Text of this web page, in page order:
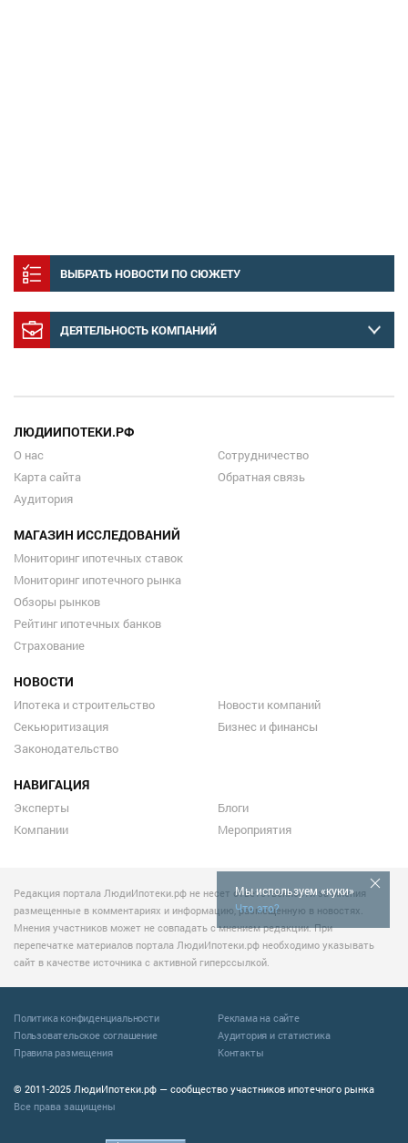
ВЫБРАТЬ НОВОСТИ ПО СЮЖЕТУ
ДЕЯТЕЛЬНОСТЬ КОМПАНИЙ
Мы используем «куки»
Что это?
ЛЮДИИПОТЕКИ.РФ
О нас
Карта сайта
Аудитория
Сотрудничество
Обратная связь
МАГАЗИН ИССЛЕДОВАНИЙ
Мониторинг ипотечных ставок
Мониторинг ипотечного рынка
Обзоры рынков
Рейтинг ипотечных банков
Страхование
НОВОСТИ
Ипотека и строительство
Секьюритизация
Законодательство
Новости компаний
Бизнес и финансы
НАВИГАЦИЯ
Эксперты
Компании
Блоги
Мероприятия
Редакция портала ЛюдиИпотеки.рф не несет ответственности за мнения
размещенные в комментариях и информацию, размещенную в новостях.
Мнения участников может не совпадать с мнением редакции. При
перепечатке материалов портала ЛюдиИпотеки.рф необходимо указывать
сайт в качестве источника с активной гиперссылкой.
© 2011-2025 ЛюдиИпотеки.рф — сообщество участников ипотечного рынка
Все права защищены
Политика конфиденциальности
Пользовательское соглашение
Правила размещения
Реклама на сайте
Аудитория и статистика
Контакты